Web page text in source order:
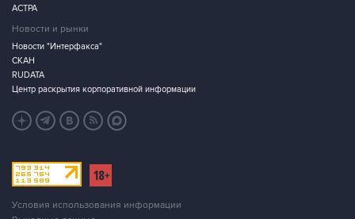
АСТРА
Новости и рынки
Новости "Интерфакса"
СКАН
RUDATA
Центр раскрытия корпоративной информации
Условия использования информации